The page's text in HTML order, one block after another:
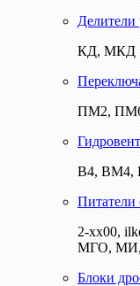
Делители
КД, МКД
ПМ2,
В4, ВМ4,
Питатели
2-хх00,
МГО,
Блоки